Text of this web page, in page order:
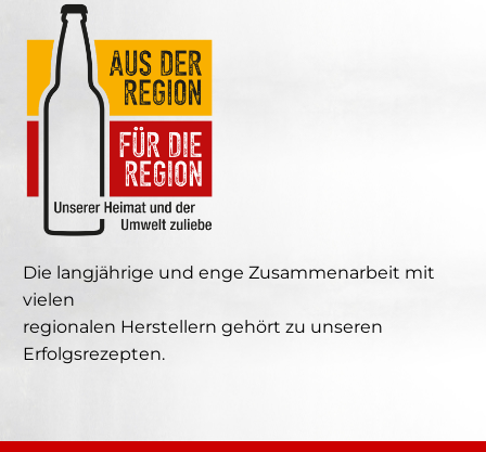
Die langjährige und enge Zusammenarbeit mit
vielen
regionalen Herstellern gehört zu unseren
Erfolgsrezepten.